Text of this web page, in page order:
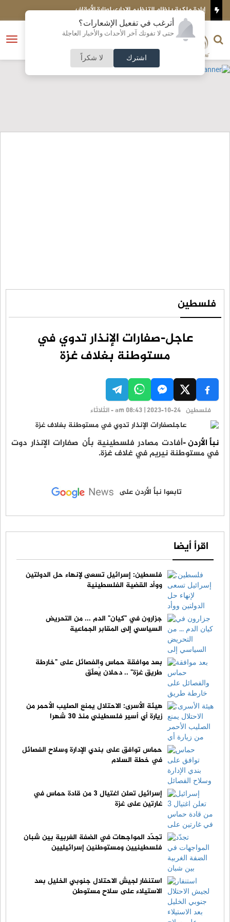
أترغب في تفعيل الإشعارات؟
حتى لا تفوتك آخر الأحداث والأخبار العاجلة
اشترك لا شكراً
إرادة ملكية بنظام التنظيم الإداري لوزارة الأوقاف
فتح
الناشر و رئيس التحرير
النسخة الكاملة
فلسطين
عاجل-صفارات الإنذار تدوي في
مستوطنة بغلاف غزة
فلسطين am 08:43 | 2023-10-24 - الثلاثاء
نبأ الأردن -أفادت مصادر فلسطينية بأن صفارات الإنذار دوت
في مستوطنة نيريم في غلاف غزة.
تابعوا نبأ الأردن على
اقرأ أيضا
فلسطين: إسرائيل تسعى لإنهاء حل الدولتين
ووأد القضية الفلسطينية
جزارون في "كيان" الدم ... من التحريض
السياسي إلى المقابر الجماعية
بعد موافقة حماس والفصائل على "خارطة
طريق غزة" .. دحلان يُعلّق
هيئة الأسرى: الاحتلال يمنع الصليب الأحمر من
زيارة أي أسير فلسطيني منذ 30 شهرا
حماس توافق على بندي الإدارة وسلاح الفصائل
في خطة السلام
إسرائيل تعلن اغتيال 3 من قادة حماس في
غارتين على غزة
تجدّد المواجهات في الضفة الغربية بين شبان
فلسطينيين ومستوطنين إسرائيليين
استنفار لجيش الاحتلال جنوبي الخليل بعد
الاستيلاء على سلاح مستوطن